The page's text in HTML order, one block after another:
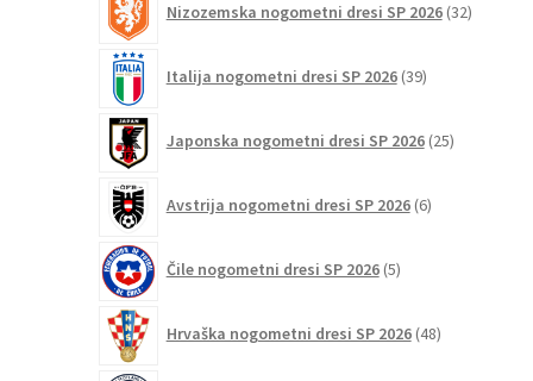
Nizozemska nogometni dresi SP 2026 32izdelkov
Italija nogometni dresi SP 2026 39izdelkov
Japonska nogometni dresi SP 2026 25izdelkov
Avstrija nogometni dresi SP 2026 6izdelkov
Čile nogometni dresi SP 2026 5izdelkov
Hrvaška nogometni dresi SP 2026 48izdelkov